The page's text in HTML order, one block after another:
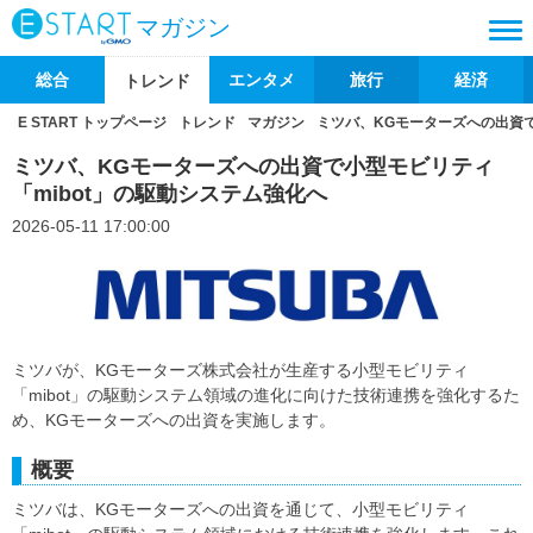
マガジン
総合 トレンド エンタメ 旅行 経済
E START トップページ トレンド マガジン ミツバ、KGモーターズへの出
ミツバ、KGモーターズへの出資で小型モビリティ
「mibot」の駆動システム強化へ
2026-05-11 17:00:00
ミツバが、KGモーターズ株式会社が生産する小型モビリティ
「mibot」の駆動システム領域の進化に向けた技術連携を強化するた
め、KGモーターズへの出資を実施します。
概要
ミツバは、KGモーターズへの出資を通じて、小型モビリティ